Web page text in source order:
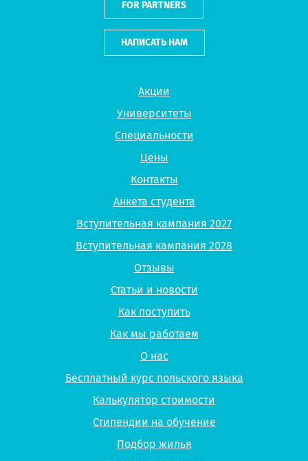
Акции
Университеты
Специальности
Цены
Контакты
Анкета студента
Вступительная кампания 2027
Вступительная кампания 2028
Отзывы
Статьи и новости
Как поступить
Как мы работаем
О нас
Бесплатный курс польского языка
Калькулятор стоимости
Стипендии на обучение
Подбор жилья
FOR PARTNERS
НАПИСАТЬ НАМ